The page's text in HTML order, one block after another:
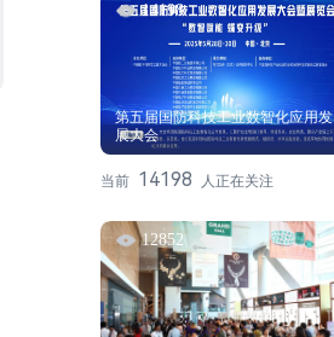
14198
第五届国防科技工业数智化应用发
展大会
当前 14198 人正在关注
12852